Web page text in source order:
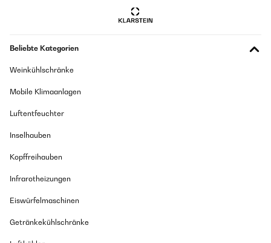
Beliebte Kategorien
Weinkühlschränke
Mobile Klimaanlagen
Luftentfeuchter
Inselhauben
Kopffreihauben
Infrarotheizungen
Eiswürfelmaschinen
Getränkekühlschränke